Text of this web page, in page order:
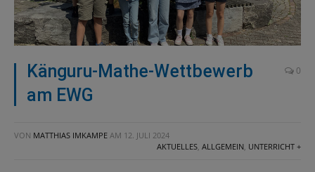
Känguru-Mathe-Wettbewerb
am EWG
0
VON MATTHIAS IMKAMPE AM 12. JULI 2024
AKTUELLES, ALLGEMEIN, UNTERRICHT +